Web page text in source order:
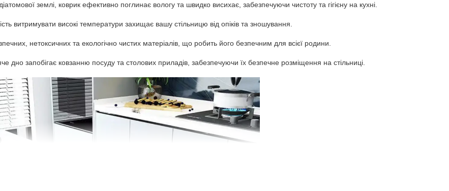
землі, коврик ефективно поглинає вологу та швидко висихає, забезпечуючи чистоту та гігієну на кухні.
витримувати високі температури захищає вашу стільницю від опіків та зношування.
нетоксичних та екологічно чистих матеріалів, що робить його безпечним для всієї родини.
дно запобігає ковзанню посуду та столових приладів, забезпечуючи їх безпечне розміщення на стільниці.